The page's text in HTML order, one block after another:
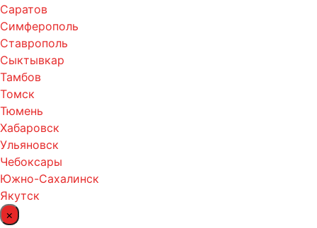
Саратов
Симферополь
Ставрополь
Сыктывкар
Тамбов
Томск
Тюмень
Хабаровск
Ульяновск
Чебоксары
Южно-Сахалинск
Якутск
×